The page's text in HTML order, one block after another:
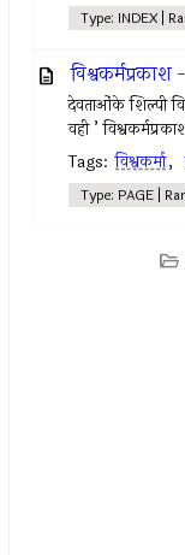
Type: INDEX |
देवताओंके शिल्पी
वही ’
Tags: विश्वकर्मा,
Type: PAGE |